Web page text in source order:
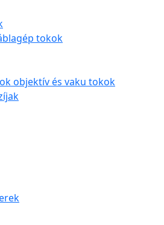
tokok
objektív és vaku tokok